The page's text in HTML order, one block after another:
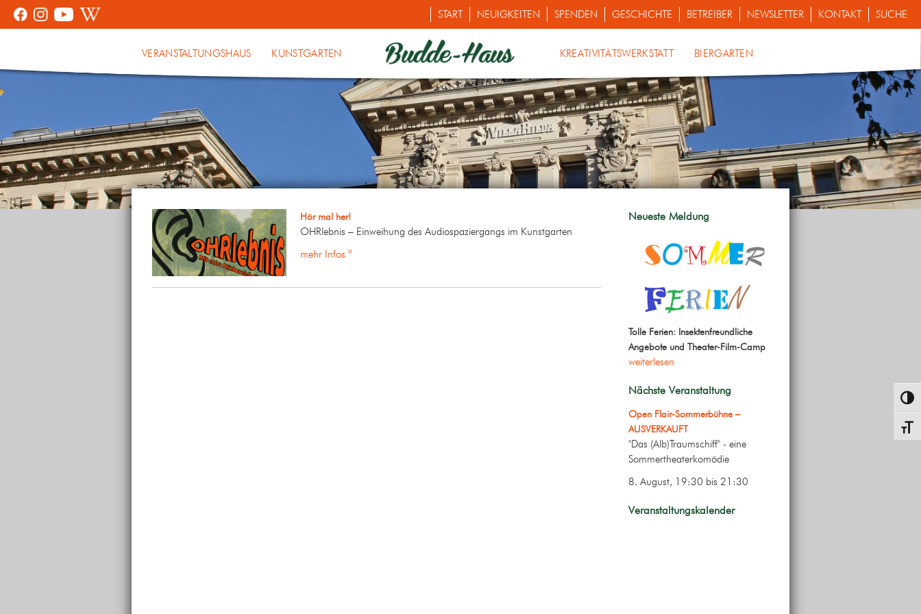
START NEUIGKEITEN SPENDEN GESCHICHTE BETREIBER NEWSLETTER KONTAKT SUCHE
VERANSTALTUNGSHAUS KUNSTGARTEN KREATIVITÄTSWERKSTATT BIERGARTEN
Hör mal her!
OHRlebnis – Einweihung des Audiospaziergangs im Kunstgarten
mehr Infos »
Neueste Meldung
Tolle Ferien: Insektenfreundliche
Angebote und Theater-Film-Camp
weiterlesen
Nächste Veranstaltung
Open Flair-Sommerbühne –
AUSVERKAUFT
"Das (Alb)Traumschiff" - eine
Sommertheaterkomödie
8. August, 19:30 bis 21:30
Veranstaltungskalender